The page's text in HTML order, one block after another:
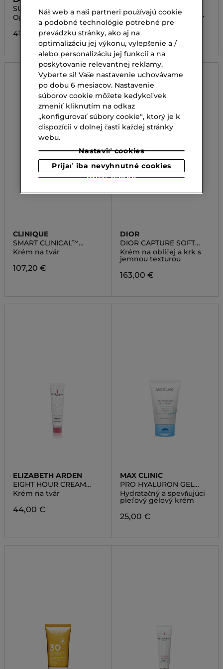
SUN BEAUTY FACE
CREAM SPF50
Opaľovací krém na tvár
41,00 €
SUN SPORT COOLING
BODY MIST SPF30
Opaľovací krém na tvár
41,00 €
CLINIQUE
SMART CLINICAL™
MULTI-DIMENSIONAL
AGE TRANSFORMER
DUO RESCULPT +
REVOLUMIZE
Krém na tvár
107,20 €
DIOR
DIOR CAPTURE SOFT
CREME
Krém na obličej a krk s
jemnou texturou
163,00 €
ELIZABETH ARDEN
EIGHT HOUR CREAM
SKIN PROTECTANT
Krém na tvár
44,00 €
MAX CLINIC
PRO HYALURON GEL
CREAM
Hydratačný a spevňujúci
pleťový gélový krém
25,00 €
Náš web a naši partneri používajú cookie
a podobné technológie potrebné pre
prevádzku stránky, ako aj na
optimalizáciu jej výkonu, vylepšenie a /
alebo personalizáciu jej funkcií a na
poskytovanie relevantnej reklamy.
Vyberte si! Vaše nastavenie uchovávame
po dobu 6 mesiacov. Nastavenie
súborov cookie môžete kedykoľvek
zmeniť kliknutím na odkaz
„konfigurovať súbory cookie“, ktorý je k
dispozícii v dolnej časti každej stránky
webu.
Nastaviť cookies
Prijať iba nevyhnutné cookies
Prijať všetko